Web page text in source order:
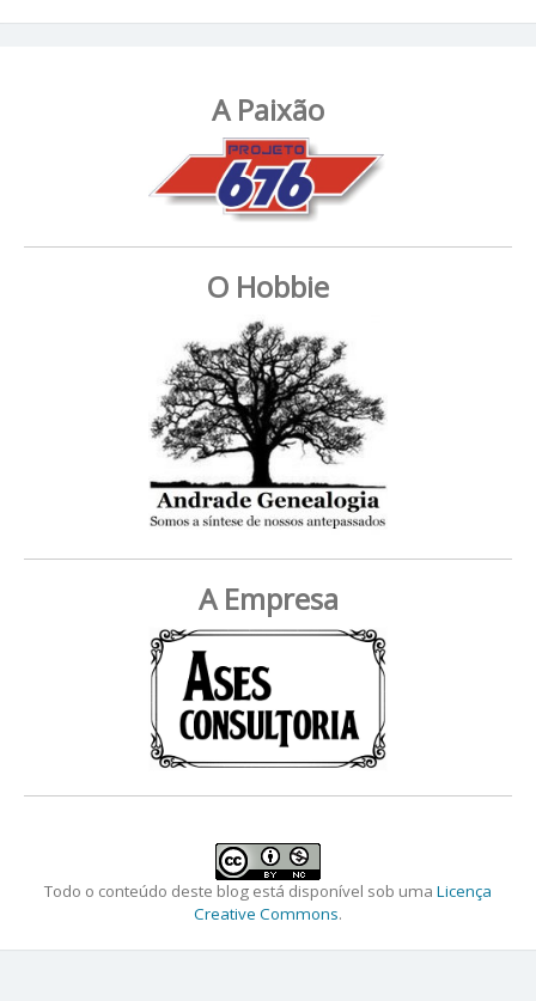
A Paixão
O Hobbie
A Empresa
Todo o conteúdo deste blog está disponível sob uma Licença
Creative Commons.